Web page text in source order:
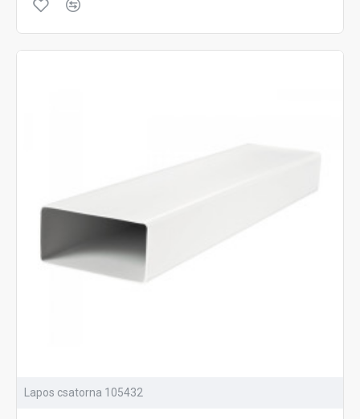
Lapos csatorna 105432